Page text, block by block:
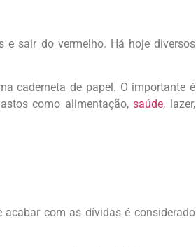
e sair do vermelho. Há hoje diversos
caderneta de papel. O importante é
como alimentação,saúde, lazer,
com as dívidas é considerado